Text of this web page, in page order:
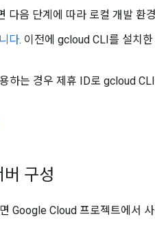
다음 단계에 따라 로컬 개발 환
다. 이전에 gcloud CLI를 설치
하는 경우 제휴 ID로 gcloud
구성
Google Cloud 프로젝트에서